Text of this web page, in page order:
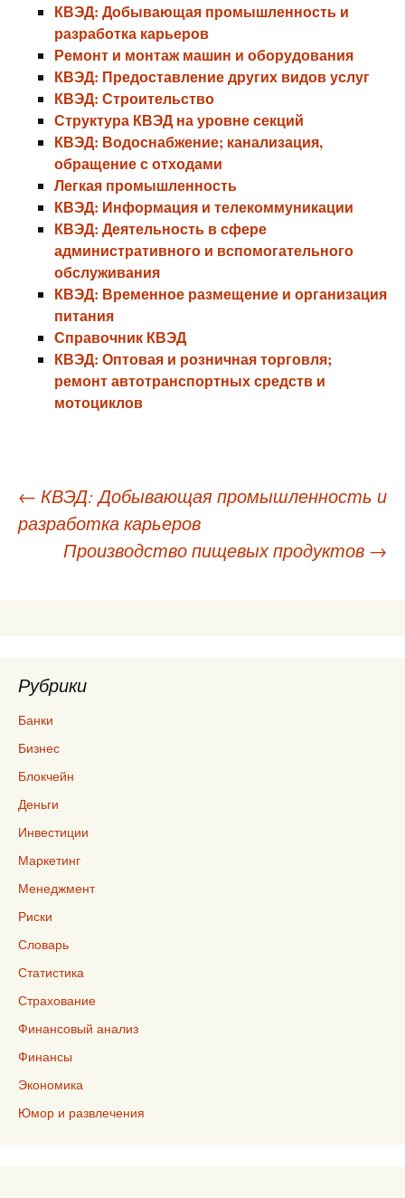
КВЭД: Добывающая промышленность и
разработка карьеров
Ремонт и монтаж машин и оборудования
КВЭД: Предоставление других видов услуг
КВЭД: Строительство
Структура КВЭД на уровне секций
КВЭД: Водоснабжение; канализация,
обращение с отходами
Легкая промышленность
КВЭД: Информация и телекоммуникации
КВЭД: Деятельность в сфере
административного и вспомогательного
обслуживания
КВЭД: Временное размещение и организация
питания
Справочник КВЭД
КВЭД: Оптовая и розничная торговля;
ремонт автотранспортных средств и
мотоциклов
Навигация
по
записям
← КВЭД: Добывающая промышленность и
разработка карьеров
Производство пищевых продуктов →
Рубрики
Банки
Бизнес
Блокчейн
Деньги
Инвестиции
Маркетинг
Менеджмент
Риски
Словарь
Статистика
Страхование
Финансовый анализ
Финансы
Экономика
Юмор и развлечения